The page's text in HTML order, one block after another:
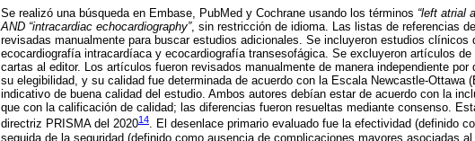
Se realizó una búsqueda en Embase, PubMed y Cochrane usando los términos “left atrial
AND “intracardiac echocardiography”, sin restricción de idioma. Las listas de referencias
revisadas manualmente para buscar estudios adicionales. Se incluyeron estudios clínicos
ecocardiografía intracardíaca y ecocardiografía transesofágica. Se excluyeron artículos
cartas al editor. Los artículos fueron revisados manualmente de manera independiente
su elegibilidad, y su calidad fue determinada de acuerdo con la Escala Newcastle-Ottawa
indicativo de buena calidad del estudio. Ambos autores debían estar de acuerdo con la
que con la calificación de calidad; las diferencias fueron resueltas mediante consenso.
directriz PRISMA del 202014. El desenlace primario evaluado fue la efectividad (definido
seguida de la seguridad (definido como ausencia de complicaciones mayores asociadas